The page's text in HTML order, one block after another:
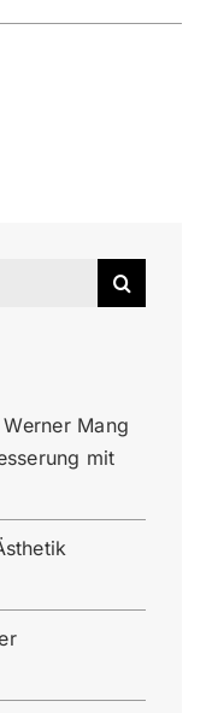
Mang
mit